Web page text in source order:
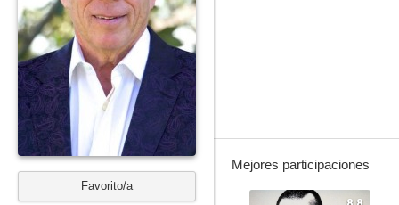
Favorito/a
Mejores participaciones